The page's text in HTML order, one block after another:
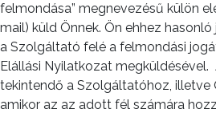
felmondása” megnevezésű külön
mail) küld Önnek. Ön ehhez
a Szolgáltató felé a felmondási
Elállási Nyilatkozat
tekintendő a Szolgáltatóhoz, illetve
amikor az az adott fél számára